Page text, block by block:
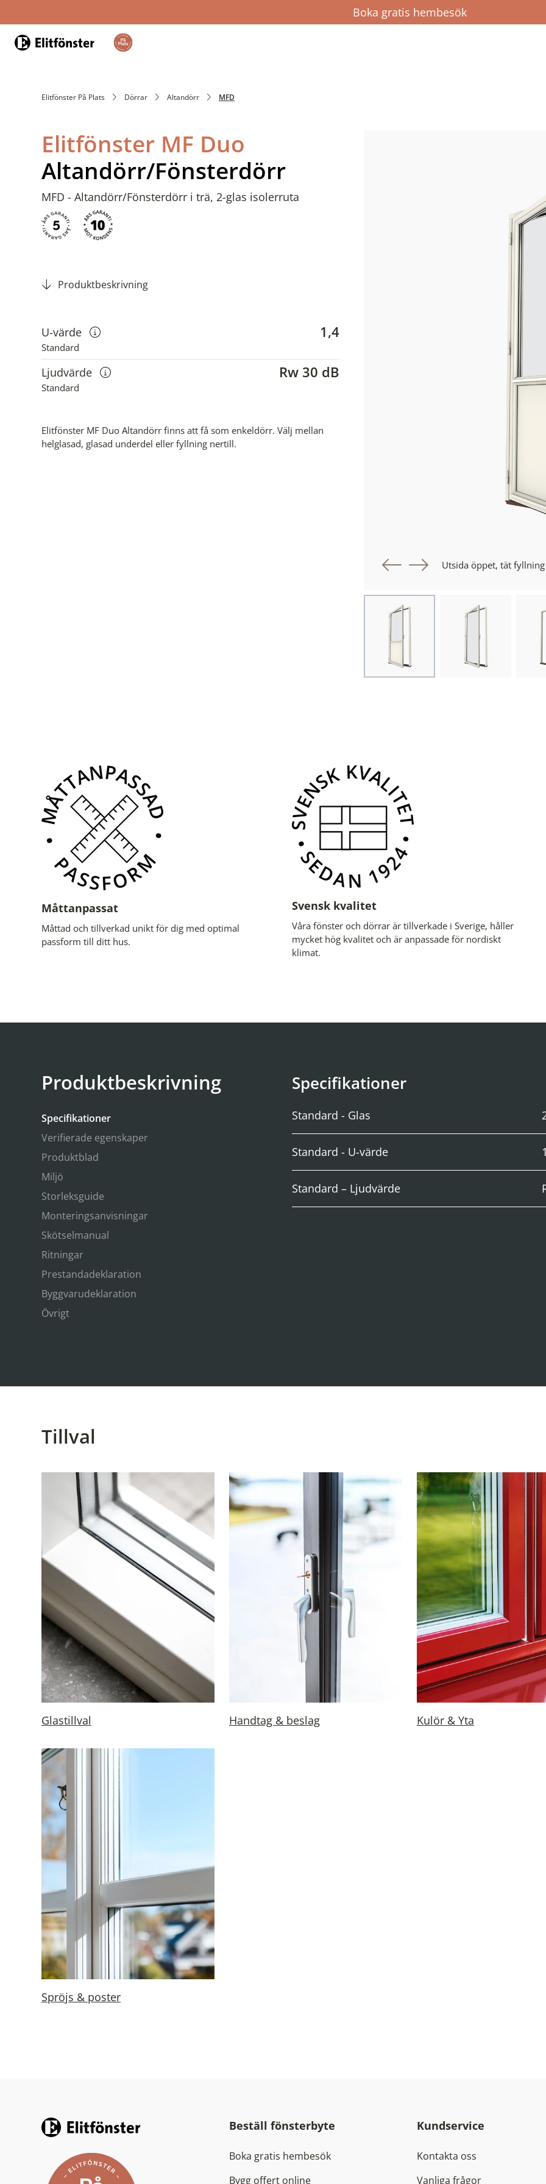
Boka gratis hembesök
Hem
Elitfönster På Plats Dörrar Altandörr MFD
Elitfönster MF Duo
Altandörr/Fönsterdörr
MFD - Altandörr/Fönsterdörr i trä, 2-glas isolerruta
Produktbeskrivning
U-värde
Visa information om u-värden
Standard
1,4
Ljudvärde
Visa information om ljudvärden
Standard
Rw 30 dB
Elitfönster MF Duo Altandörr finns att få som enkeldörr. Välj mellan
helglasad, glasad underdel eller fyllning nertill.
Föregående
Nästa bild
Utsida öppet, tät
Choose image Choose image
Måttanpassat
Måttad och tillverkad unikt för dig med optimal
passform till ditt hus.
Svensk kvalitet
Våra fönster och dörrar är tillverkade i Sverige, håller
mycket hög kvalitet och är anpassade för nordiskt
klimat.
Produktbeskrivning
Specifikationer
Verifierade egenskaper
Produktblad
Miljö
Storleksguide
Monteringsanvisningar
Skötselmanual
Ritningar
Prestandadeklaration
Byggvarudeklaration
Övrigt
Specifikationer
Standard - Glas
Standard - U-värde
Standard – Ljudvärde
Tillval
Glastillval Handtag & beslag Kulör & Yta
Spröjs & poster
Beställ fönsterbyte
Boka gratis hembesök
Bygg offert online
Kundservice
Kontakta oss
Vanliga frågor